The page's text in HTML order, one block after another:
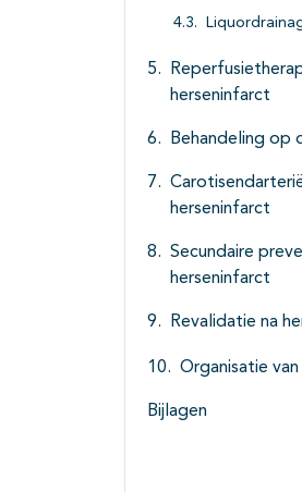
herseninfarct
Behandeling op
herseninfarct
Secundaire
herseninfarct
Revalidatie na
Organisatie
Bijlagen